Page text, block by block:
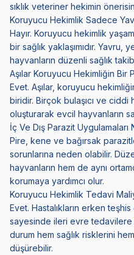
sıklık veteriner hekimin
Koruyucu Hekimlik Sadece
Hayır. Koruyucu hekimlik
bir sağlık yaklaşımıdır. Yavru,
hayvanların düzenli sağlık
Aşılar Koruyucu Hekimliğin Bir
Evet. Aşılar, koruyucu
biridir. Birçok bulaşıcı ve ciddi
oluşturarak evcil hayvanların
İç Ve Dış Parazit Uygulamaları
Pire, kene ve bağırsak
sorunlarına neden olabilir.
hayvanların hem de aynı
korumaya yardımcı olur.
Koruyucu Hekimlik Tedavi
Evet. Hastalıkların erken
sayesinde ileri evre tedavilere
durum hem sağlık risklerini
düşürebilir.